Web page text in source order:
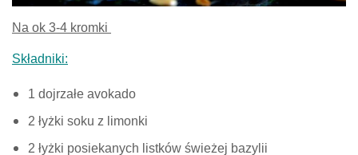
Na ok 3-4 kromki
Składniki:
1 dojrzałe avokado
2 łyżki soku z limonki
2 łyżki posiekanych listków świeżej bazylii